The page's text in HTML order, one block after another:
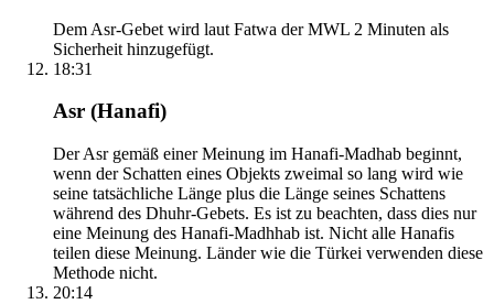
Dem Asr-Gebet wird laut Fatwa der MWL 2 Minuten als
Sicherheit hinzugefügt.
18:31
Asr (Hanafi)
Der Asr gemäß einer Meinung im Hanafi-Madhab beginnt,
wenn der Schatten eines Objekts zweimal so lang wird wie
seine tatsächliche Länge plus die Länge seines Schattens
während des Dhuhr-Gebets. Es ist zu beachten, dass dies nur
eine Meinung des Hanafi-Madhhab ist. Nicht alle Hanafis
teilen diese Meinung. Länder wie die Türkei verwenden diese
Methode nicht.
20:14